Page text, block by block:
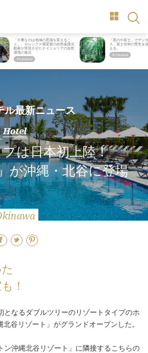
「大事なのは地域の意識を変えるこ
と」。ロレックス賞受賞の自然保護活
動家が実現させたナイジェリアの自然
環境の復活
「星のや富士」でデジ
ス。冨士信仰の歴史を
える。
ル最新ニュース
Hotel
は日本初上陸！
が沖縄・北谷に登場
！
なるダブルツリーのリゾートタイプのホ
谷リゾート」がグランドオープンした。
沖縄北谷リゾート」に隣接するこちらの